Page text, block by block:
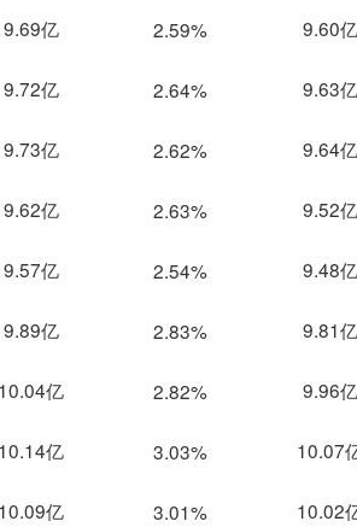
9.69亿 2.59% 9.60亿
9.72亿 2.64% 9.63亿
9.73亿 2.62% 9.64亿
9.62亿 2.63% 9.52亿
9.57亿 2.54% 9.48亿
9.89亿 2.83% 9.81亿
10.04亿 2.82% 9.96亿
10.14亿 3.03% 10.07
10.09亿 3.01% 10.02